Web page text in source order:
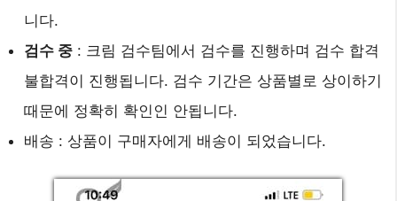
니다.
검수 중 : 크림 검수팀에서 검수를 진행하며 검수 합격
불합격이 진행됩니다. 검수 기간은 상품별로 상이하기
때문에 정확히 확인인 안됩니다.
배송 : 상품이 구매자에게 배송이 되었습니다.